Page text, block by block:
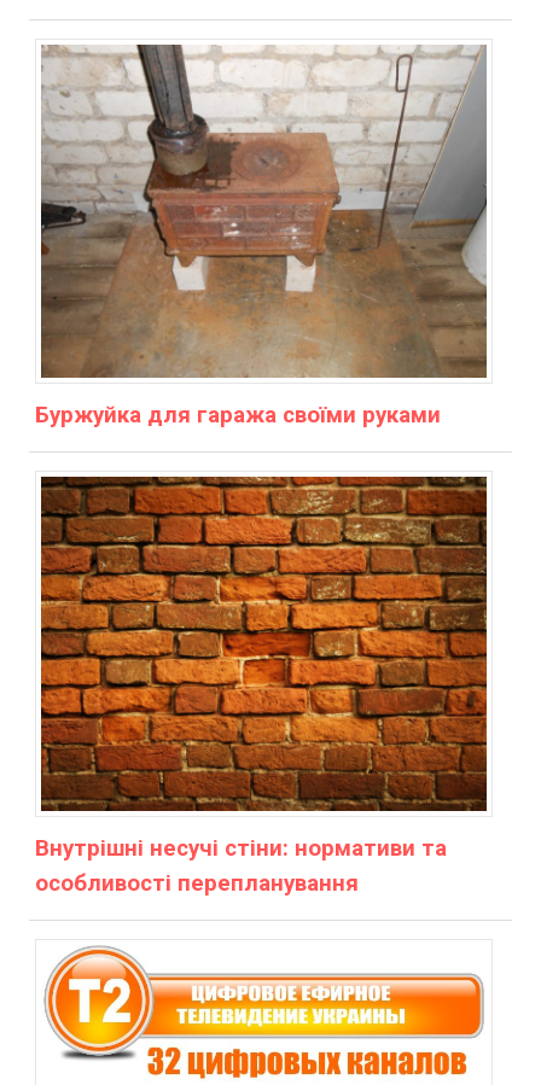
Буржуйка для гаража своїми руками
Внутрішні несучі стіни: нормативи та
особливості перепланування